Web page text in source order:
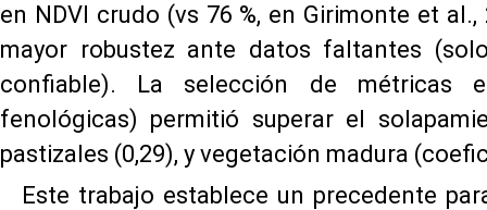
en NDVI crudo (vs 76 %, en Girimonte et
mayor robustez ante datos faltantes
confiable). La selección de métricas
fenológicas) permitió superar el
pastizales (0,29), y vegetación madura
Este trabajo establece un precedente